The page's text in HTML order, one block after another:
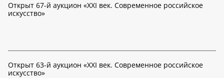
Открыт 67-й аукцион «XXI век. Современное российское
искусство»
Открыт 63-й аукцион «XXI век. Современное российское
искусство»